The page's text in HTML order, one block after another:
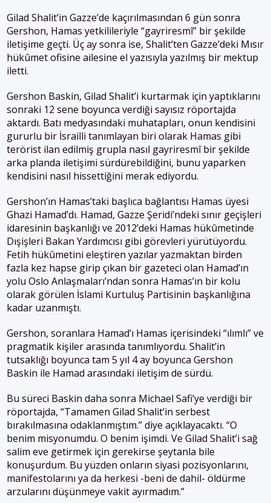
Gilad Shalit’in Gazze’de kaçırılmasından 6 gün sonra
Gershon, Hamas yetkilileriyle “gayriresmî” bir şekilde
iletişime geçti. Üç ay sonra ise, Shalit’ten Gazze’deki Mısır
hükûmet ofisine ailesine el yazısıyla yazılmış bir mektup
iletti.
Gershon Baskin, Gilad Shalit’i kurtarmak için yaptıklarını
sonraki 12 sene boyunca verdiği sayısız röportajda
aktardı. Batı medyasındaki muhatapları, onun kendisini
gururlu bir İsrailli tanımlayan biri olarak Hamas gibi
terörist ilan edilmiş grupla nasıl gayriresmî bir şekilde
arka planda iletişimi sürdürebildiğini, bunu yaparken
kendisini nasıl hissettiğini merak ediyordu.
Gershon’ın Hamas’taki başlıca bağlantısı Hamas üyesi
Ghazi Hamad’dı. Hamad, Gazze Şeridi’ndeki sınır geçişleri
idaresinin başkanlığı ve 2012’deki Hamas hükûmetinde
Dışişleri Bakan Yardımcısı gibi görevleri yürütüyordu.
Fetih hükûmetini eleştiren yazılar yazmaktan birden
fazla kez hapse girip çıkan bir gazeteci olan Hamad’ın
yolu Oslo Anlaşmaları’ndan sonra Hamas’ın bir kolu
olarak görülen İslami Kurtuluş Partisinin başkanlığına
kadar uzanmıştı.
Gershon, soranlara Hamad’ı Hamas içerisindeki “ılımlı” ve
pragmatik kişiler arasında tanımlıyordu. Shalit’in
tutsaklığı boyunca tam 5 yıl 4 ay boyunca Gershon
Baskin ile Hamad arasındaki iletişim de sürdü.
Bu süreci Baskin daha sonra Michael Safi’ye verdiği bir
röportajda, “Tamamen Gilad Shalit’in serbest
bırakılmasına odaklanmıştım.” diye açıklayacaktı. “O
benim misyonumdu. O benim işimdi. Ve Gilad Shalit’i sağ
salim eve getirmek için gerekirse şeytanla bile
konuşurdum. Bu yüzden onların siyasi pozisyonlarını,
manifestolarını ya da herkesi -beni de dahil- öldürme
arzularını düşünmeye vakit ayırmadım.”